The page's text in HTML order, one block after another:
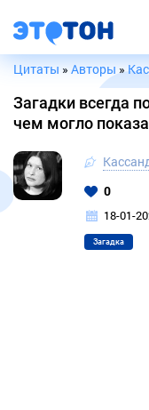
Цитаты » Авторы »
Загадки всегда
чем могло
0
18-01-
Загадка